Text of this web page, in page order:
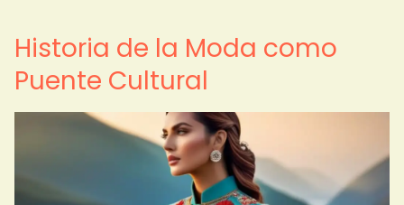
Historia de la Moda como
Puente Cultural